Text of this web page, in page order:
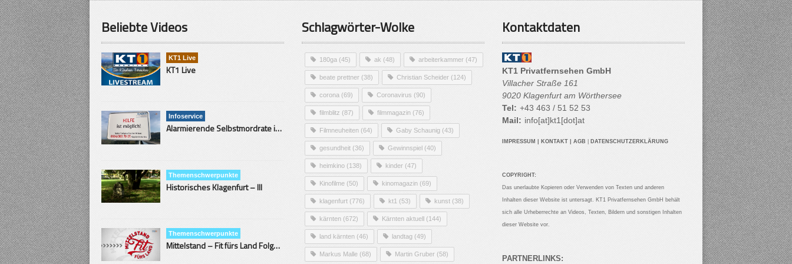
Beliebte Videos
KT1 Live
KT1 Live
Infoservice
Alarmierende Selbstmordrate in Kärnten
Themenschwerpunkte
Historisches Klagenfurt – III
Themenschwerpunkte
Mittelstand – Fit fürs Land Folge 9- Konditor
Schlagwörter-Wolke
180ga (45) ak (48) arbeiterkammer (47)
beate prettner (38) Christian Scheider (124)
corona (69) Coronavirus (90)
filmblitz (87) filmmagazin (76)
Filmneuheiten (64) Gaby Schaunig (43)
gesundheit (36) Gewinnspiel (40)
heimkino (138) kinder (47)
Kinofilme (50) kinomagazin (69)
klagenfurt (776) kt1 (53) kunst (38)
kärnten (672) Kärnten aktuell (144)
land kärnten (46) landtag (49)
Markus Malle (68) Martin Gruber (58)
Kontaktdaten
KT1 Privatfernsehen GmbH
Villacher Straße 161
9020 Klagenfurt am Wörthersee
Tel: +43 463 / 51 52 53
Mail: info[at]kt1[dot]at
IMPRESSUM KONTAKT AGB DATENSCHUTZERKLÄRUNG
COPYRIGHT:
Das unerlaubte Kopieren oder Verwenden von Texten und anderen
Inhalten dieser Website ist untersagt. KT1 Privatfernsehen GmbH behält
sich alle Urheberrechte an Videos, Texten, Bildern und sonstigen Inhalten
dieser Website vor.
PARTNERLINKS: